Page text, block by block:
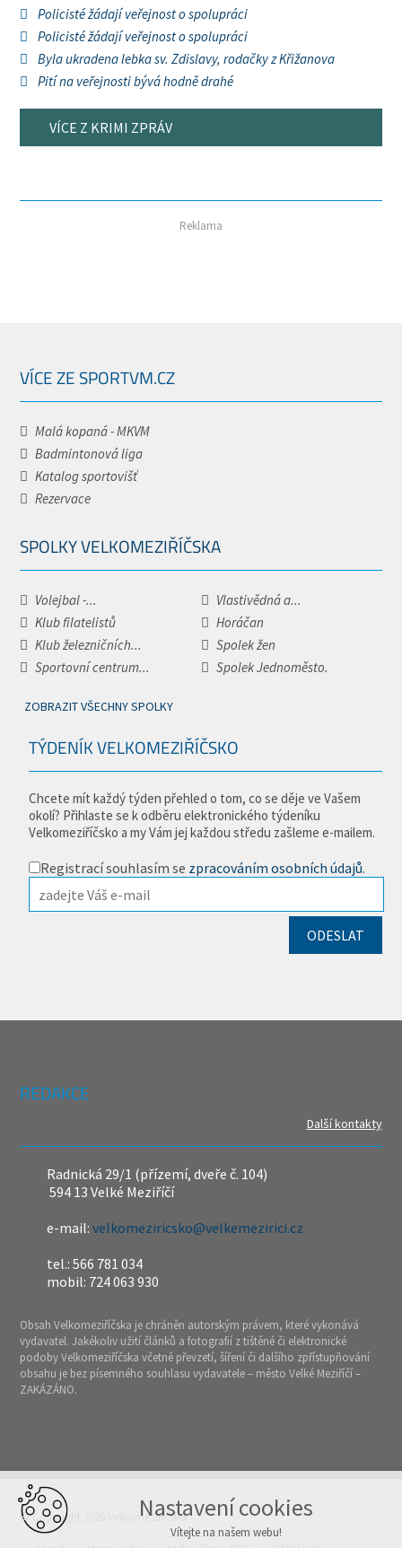
Policisté žádají veřejnost o spolupráci
Policisté žádají veřejnost o spolupráci
Byla ukradena lebka sv. Zdislavy, rodačky z Křižanova
Pití na veřejnosti bývá hodně drahé
VÍCE Z KRIMI ZPRÁV
Reklama
VÍCE ZE SPORTVM.CZ
Malá kopaná - MKVM
Badmintonová liga
Katalog sportovišť
Rezervace
SPOLKY VELKOMEZIŘÍČSKA
Volejbal -...
Vlastivědná a...
Klub filatelistů
Horáčan
Klub železničních...
Spolek žen
Sportovní centrum...
Spolek Jednoměsto.
ZOBRAZIT VŠECHNY SPOLKY
TÝDENÍK VELKOMEZIŘÍČSKO
Chcete mít každý týden přehled o tom, co se děje ve Vašem
okolí? Přihlaste se k odběru elektronického týdeníku
Velkomeziříčsko a my Vám jej každou středu zašleme e-mailem.
Registrací souhlasím se zpracováním osobních údajů.
REDAKCE
Další kontakty
Radnická 29/1 (přízemí, dveře č. 104)
594 13 Velké Meziříčí
e-mail:velkomeziricsko@velkemezirici.cz
tel.: 566 781 034
mobil: 724 063 930
Obsah Velkomeziříčska je chráněn autorským právem, které vykonává
vydavatel. Jakékoliv užití článků a fotografií z tištěné či elektronické
podoby Velkomeziříčska včetně převzetí, šíření či dalšího zpřístupňování
obsahu je bez písemného souhlasu vydavatele – město Velké Meziříčí –
ZAKÁZÁNO.
© Copyright 2026 VelkomeziříčskoNastavení cookies
Vítejte na našem webu!